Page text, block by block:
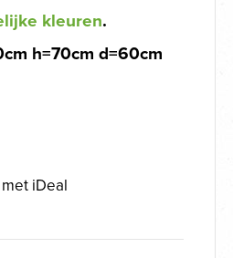
kleuren.
h=70cm d=60cm
iDeal